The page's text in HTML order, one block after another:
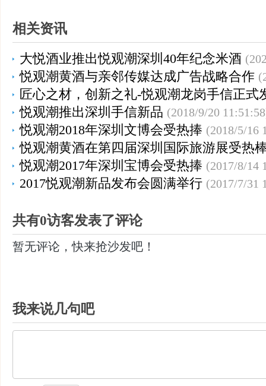
相关资讯
大悦酒业推出悦观潮深圳40年纪念米酒
悦观潮黄酒与亲邻传媒达成广告战略合作
匠心之材，创新之礼-悦观潮龙岗手信正式
悦观潮推出深圳手信新品 (2018/9/20
悦观潮2018年深圳文博会受热捧 (2018/5/16
悦观潮黄酒在第四届深圳国际旅游展受热
悦观潮2017年深圳宝博会受热捧 (2017/8/14
2017悦观潮新品发布会圆满举行 (2017/7/31
共有0访客发表了评论
暂无评论，快来抢沙发吧！
我来说几句吧